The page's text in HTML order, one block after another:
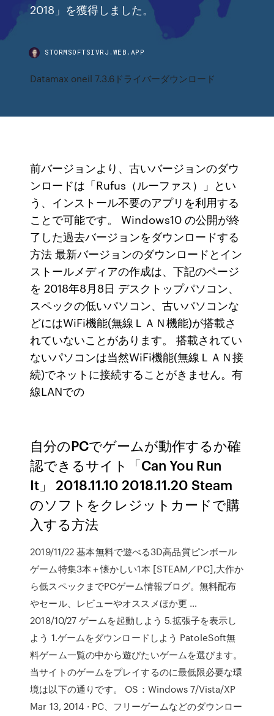
2018」を獲得しました。
STORMSOFTSIVRJ.WEB.APP
Datamax oneil 7.3.6ドライバーダウンロード
前バージョンより、古いバージョンのダウ
ンロードは「Rufus（ルーファス）」とい
う、インストール不要のアプリを利用する
ことで可能です。 Windows10 の公開が終
了した過去バージョンをダウンロードする
方法 最新バージョンのダウンロードとイン
ストールメディアの作成は、下記のページ
を 2018年8月8日 デスクトップパソコン、
スペックの低いパソコン、古いパソコンな
どにはWiFi機能(無線ＬＡＮ機能)が搭載さ
れていないことがあります。 搭載されてい
ないパソコンは当然WiFi機能(無線ＬＡＮ接
続)でネットに接続することがきません。有
線LANでの
自分のPCでゲームが動作するか確
認できるサイト「Can You Run
It」 2018.11.10 2018.11.20 Steam
のソフトをクレジットカードで購
入する方法
2019/11/22 基本無料で遊べる3D高品質ピンボール
ゲーム特集3本＋懐かしい1本 [STEAM／PC],大作か
ら低スペックまでPCゲーム情報ブログ。無料配布
やセール、レビューやオススメほか更 …
2018/10/27 ゲームを起動しよう 5.拡張子を表示し
よう 1.ゲームをダウンロードしよう PatoleSoft無
料ゲーム一覧の中から遊びたいゲームを選びます。
当サイトのゲームをプレイするのに最低限必要な環
境は以下の通りです。 OS：Windows 7/Vista/XP
Mar 13, 2014 · PC、フリーゲームなどのダウンロー